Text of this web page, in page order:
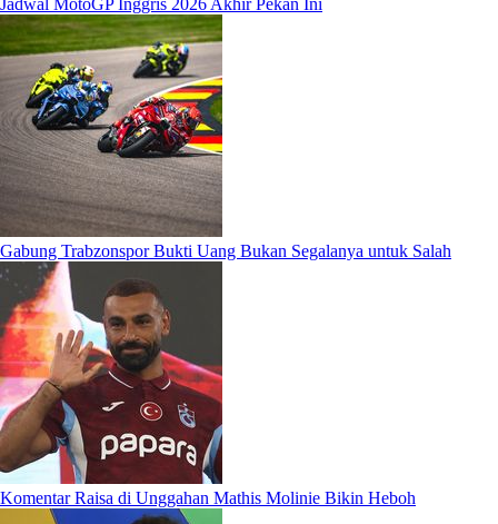
Gabung Trabzonspor Bukti Uang Bukan Segalanya untuk Salah
Komentar Raisa di Unggahan Mathis Molinie Bikin Heboh